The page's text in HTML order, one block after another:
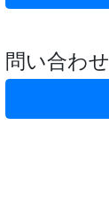
問い合わせ